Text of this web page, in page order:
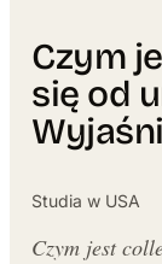
Czym
się od
Studia w USA
Czym jest